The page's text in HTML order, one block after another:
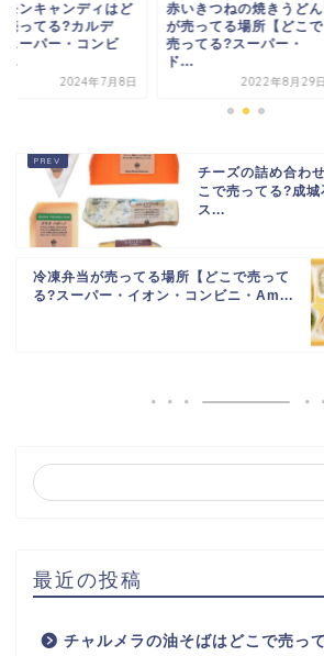
モンキャンディはど
売ってる?カルデ
スーパー・コンビ
...
2024年7月8日
赤いきつねの焼きうどん
が売ってる場所【どこで
売ってる?スーパー・
ド...
2022年8月29日
チーズの詰め合わ
こで売ってる?成城
ス...
冷凍弁当が売ってる場所【どこで売って
る?スーパー・イオン・コンビニ・Am...
最近の投稿
チャルメラの油そばはどこで売っ